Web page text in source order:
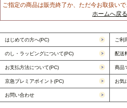
ご指定の商品は販売終了か、ただ今お取扱いで
ホームへ戻る
はじめての方へ(PC) ご利
のし・ラッピングについて(PC) 配送
お支払方法について(PC) 商品
京急プレミアポイント(PC) お気
お問い合わせ